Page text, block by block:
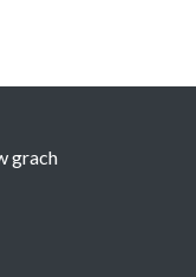
grach